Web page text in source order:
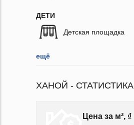
ДЕТИ
Детская площадка
ещё
ХАНОЙ - СТАТИСТИКА
Цена за м², ₫